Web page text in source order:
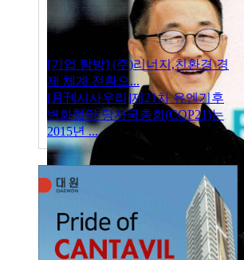
[기업 탐방] (주)리너지,친환경 경
제 체계 전환으...
[月刊시사우리]제21차 유엔기후
변화협약 당사국총회(COP21)는
2015년 ...